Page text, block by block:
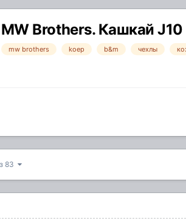
Brothers. Кашкай J10
mw brothers koep b&m чехлы
83